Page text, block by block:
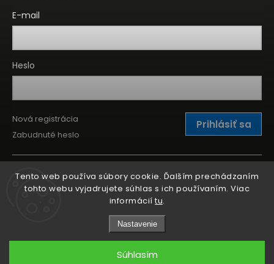
Tento web používa súbory cookie. Ďalším prechádzaním
tohto webu vyjadrujete súhlas s ich používaním. Viac
informácií tu.
Nastavenie
Súhlasím
E-mail
Heslo
Prihlásiť sa
Nová registrácia
Zabudnuté heslo